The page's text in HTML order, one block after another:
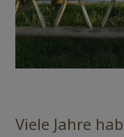
Viele Jahre